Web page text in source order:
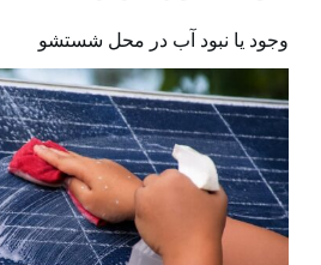
وجود یا نبود آب در محل شستشو